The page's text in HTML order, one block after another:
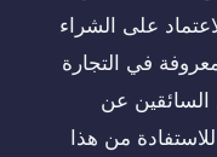
على الشراء
في التجارة
السائقين عن
من هذا